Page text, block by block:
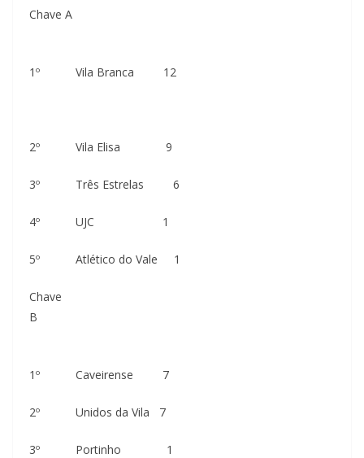
Chave A
1º Vila Branca 12
2º Vila Elisa 9
3º Três Estrelas 6
4º UJC 1
5º Atlético do Vale 1
Chave
B
1º Caveirense 7
2º Unidos da Vila 7
3º Portinho 1